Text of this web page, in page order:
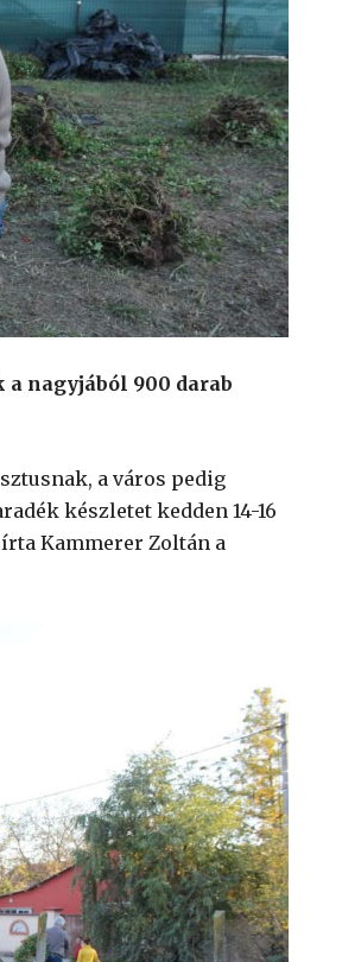
nagyjából 900 darab
a város pedig
készletet kedden 14-16
Kammerer Zoltán a